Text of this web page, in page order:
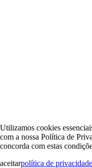
Utilizamos cookies
com a nossa Política de
concorda com estas
aceitarpolítica de privacidade